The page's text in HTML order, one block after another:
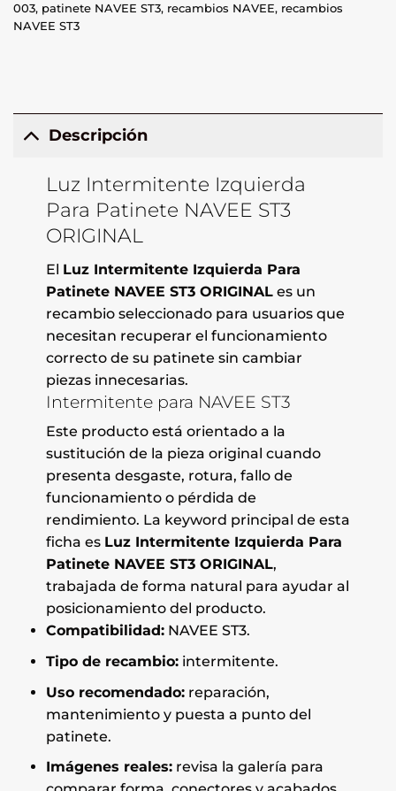
003, patinete NAVEE ST3, recambios NAVEE, recambios
NAVEE ST3
Descripción
Luz Intermitente Izquierda
Para Patinete NAVEE ST3
ORIGINAL
El Luz Intermitente Izquierda Para
Patinete NAVEE ST3 ORIGINALes un
recambio seleccionado para usuarios que
necesitan recuperar el funcionamiento
correcto de su patinete sin cambiar
piezas innecesarias.
Intermitente para NAVEE ST3
Este producto está orientado a la
sustitución de la pieza original cuando
presenta desgaste, rotura, fallo de
funcionamiento o pérdida de
rendimiento. La keyword principal de esta
ficha es Luz Intermitente Izquierda Para
Patinete NAVEE ST3 ORIGINAL,
trabajada de forma natural para ayudar al
posicionamiento del producto.
Compatibilidad:NAVEE ST3.
Tipo de recambio:intermitente.
Uso recomendado:reparación,
mantenimiento y puesta a punto del
patinete.
Imágenes reales:revisa la galería para